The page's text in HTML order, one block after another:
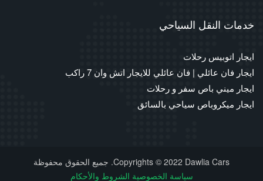
خدمات النقل السياحي
ايجار اتوبيس رحلات
ايجار فان عائلي | فان عائلي للايجار اتش وان 7 راكب
ايجار ميني باص سفر و رحلات
ايجار ميكروباص سياحي بالسائق
Copyrights © 2022 Dawlia Cars. جميع الحقوق محفوظة
سياسة الخصوصية الشروط والأحكام